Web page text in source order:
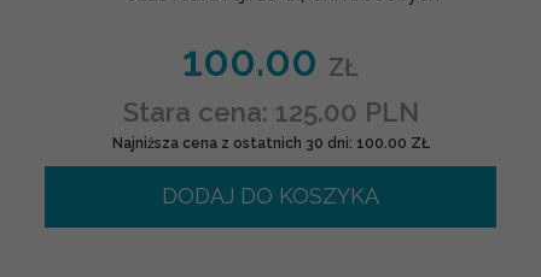
100.00 ZŁ
Stara cena: 125.00 PLN
Najniższa cena z ostatnich 30 dni: 100.00 ZŁ
DODAJ DO KOSZYKA